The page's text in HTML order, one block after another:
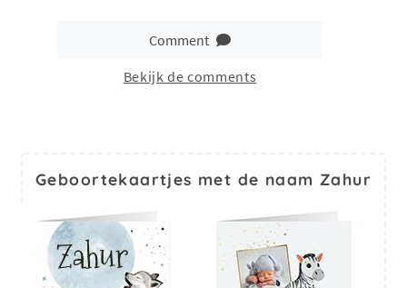
Comment
Bekijk de comments
Geboortekaartjes met de naam Zahur